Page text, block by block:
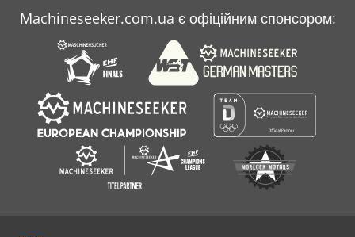
Machineseeker.com.ua є офіційним спонсором: